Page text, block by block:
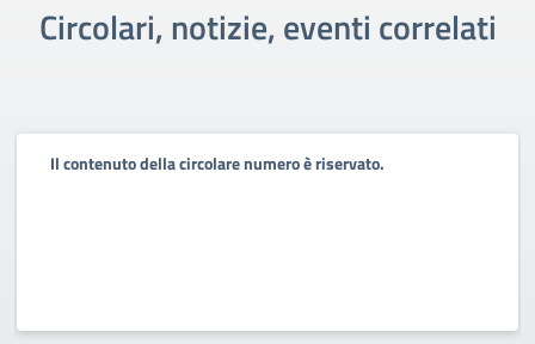
Circolari, notizie, eventi correlati
Il contenuto della circolare numero è riservato.